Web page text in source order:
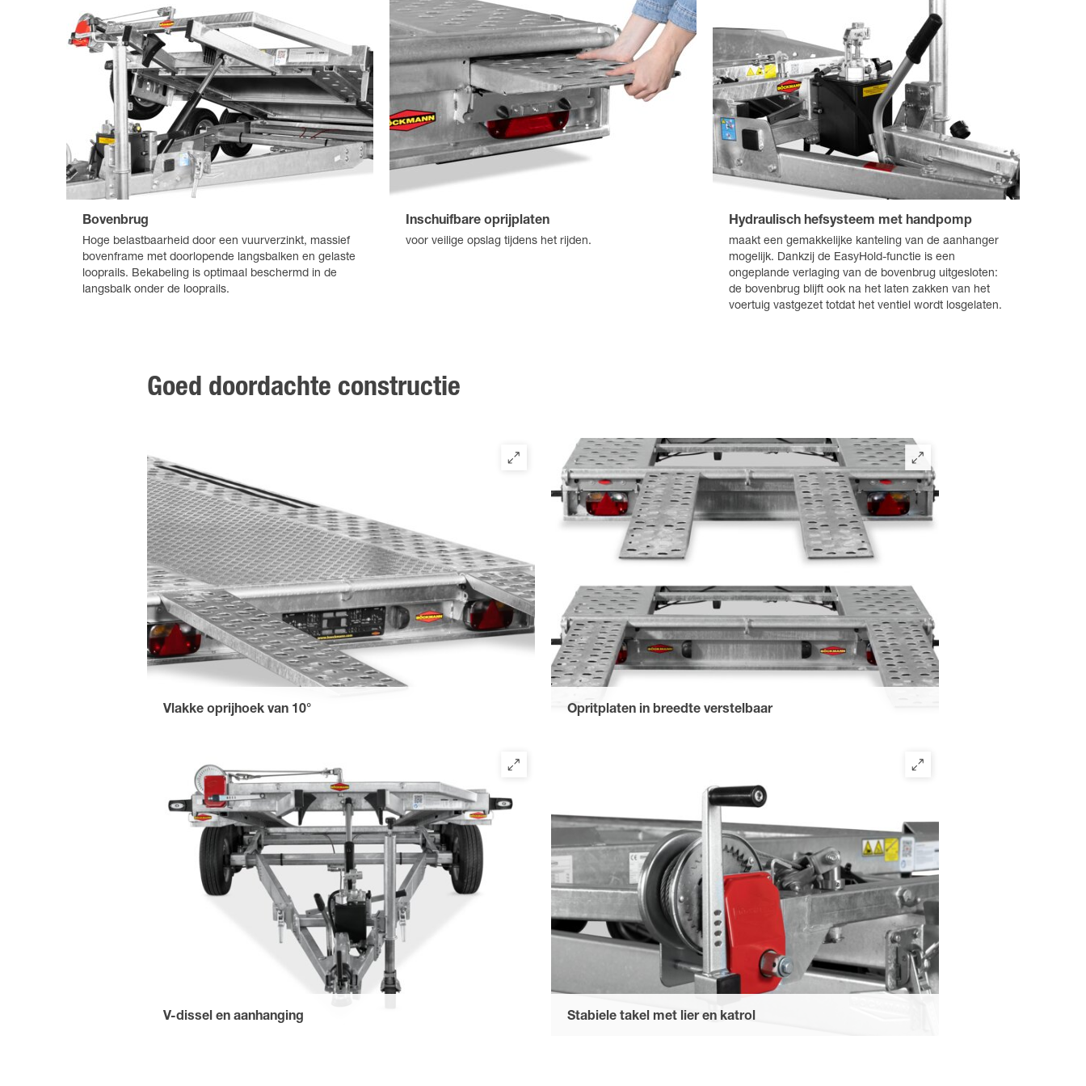
Bovenbrug
Hoge belastbaarheid door een vuurverzinkt, massief
bovenframe met doorlopende langsbalken en gelaste
looprails. Bekabeling is optimaal beschermd in de
langsbalk onder de looprails.
Inschuifbare oprijplaten
voor veilige opslag tijdens het rijden.
Hydraulisch hefsysteem met handpomp
maakt een gemakkelijke kanteling van de aanhanger
mogelijk. Dankzij de EasyHold-functie is een
ongeplande verlaging van de bovenbrug uitgesloten:
de bovenbrug blijft ook na het laten zakken van het
voertuig vastgezet totdat het ventiel wordt losgelaten.
Goed doordachte constructie
Vlakke oprijhoek van 10° Opritplaten in breedte verstelbaar
V-dissel en aanhanging Stabiele takel met lier en katrol